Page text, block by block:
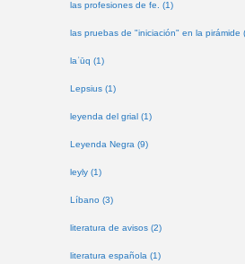
las profesiones de fe. (1)
las pruebas de "iniciación" en la pirámide
laʿūq (1)
Lepsius (1)
leyenda del grial (1)
Leyenda Negra (9)
leyly (1)
Líbano (3)
literatura de avisos (2)
literatura española (1)